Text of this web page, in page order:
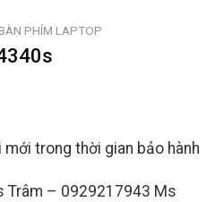
BÀN PHÍM LAPTOP
trong thời gian bảo hành
Trâm – 0929217943 Ms